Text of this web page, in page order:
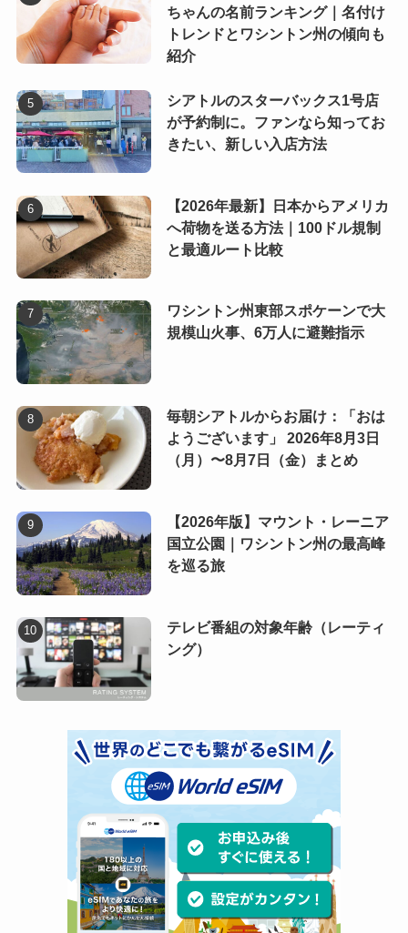
ちゃんの名前ランキング｜名付け
トレンドとワシントン州の傾向も
紹介
シアトルのスターバックス1号店
が予約制に。ファンなら知ってお
きたい、新しい入店方法
【2026年最新】日本からアメリカ
へ荷物を送る方法｜100ドル規制
と最適ルート比較
ワシントン州東部スポケーンで大
規模山火事、6万人に避難指示
毎朝シアトルからお届け：「おは
ようございます」 2026年8月3日
（月）〜8月7日（金）まとめ
【2026年版】マウント・レーニア
国立公園｜ワシントン州の最高峰
を巡る旅
テレビ番組の対象年齢（レーティ
ング）